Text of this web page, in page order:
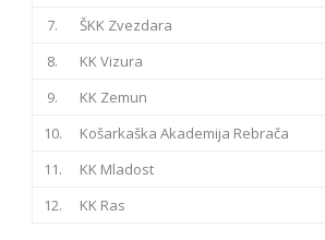
7.
ŠKK Zvezdara
8.
KK Vizura
9.
KK Zemun
10.
Košarkaška Akademija Rebrača
11.
KK Mladost
12.
KK Ras